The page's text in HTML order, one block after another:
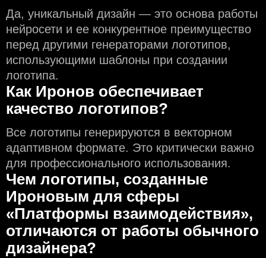
Да, уникальный дизайн — это основа работы
нейросети и еe конкурентное преимущество
перед другими генераторами логотипов,
использующими шаблоны при создании
логотипа.
Как Иронов обеспечивает
качество логотипов?
Все логотипы генерируются в векторном
адаптивном формате. Это критически важно
для профессионального использования.
Чем логотипы, созданные
Ироновым для сферы
«Платформы взаимодействия»,
отличаются от работы обычного
дизайнера?